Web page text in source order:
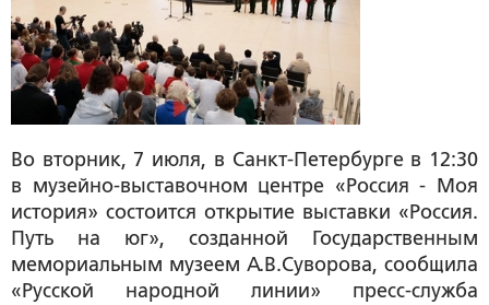
Во вторник, 7 июля, в Санкт-Петербурге в 12:30
в музейно-выставочном центре «Россия - Моя
история» состоится открытие выставки «Россия.
Путь на юг», созданной Государственным
мемориальным музеем А.В.Суворова, сообщила
«Русской народной линии» пресс-служба